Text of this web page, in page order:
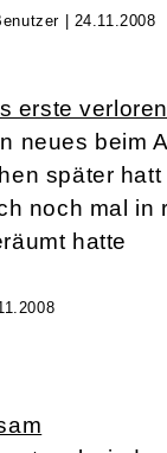
| 24.11.2008
erste
neues beim
später
noch mal in
hatte